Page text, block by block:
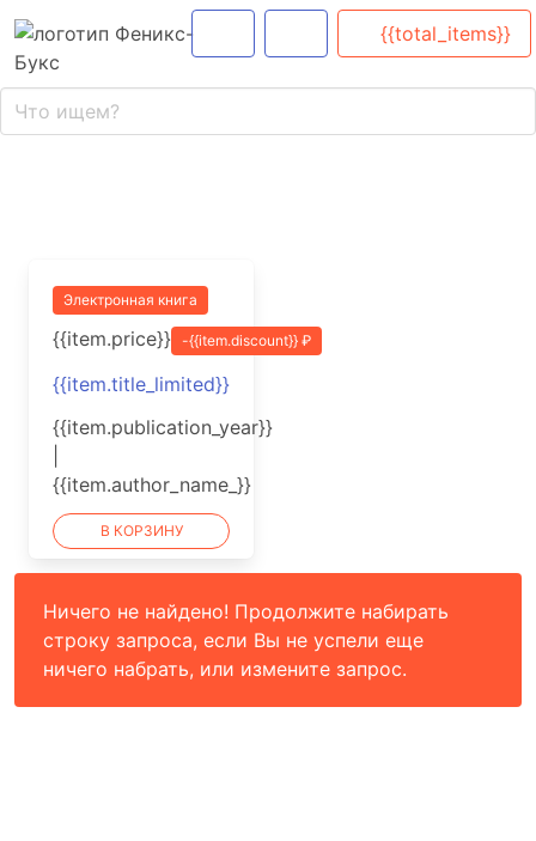
{{total_items}}
Электронная книга
{{item.price}} -{{item.discount}} ₽
{{item.title_limited}}
{{item.publication_year}}
{{item.author_name_}}
В КОРЗИНУ
Ничего не найдено! Продолжите набирать
строку запроса, если Вы не успели еще
ничего набрать, или измените запрос.